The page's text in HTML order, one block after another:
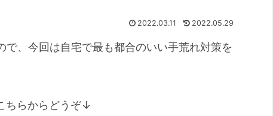
2022.03.11 2022.05.29
、今回は自宅で最も都合のいい手荒れ対策を
ちらからどうぞ↓